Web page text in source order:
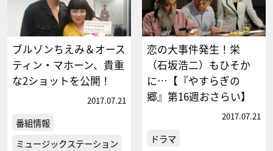
ブルゾンちえみ＆オース
ティン・マホーン、貴重
な2ショットを公開！
2017.07.21
番組情報
ミュージックステーション
恋の大事件発生！栄
（石坂浩二）もひそか
に…【『やすらぎの
郷』第16週おさらい】
2017.07.21
ドラマ